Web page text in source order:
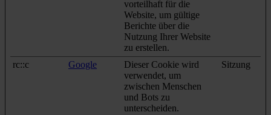
vorteilhaft für die
Website, um gültige
Berichte über die
Nutzung Ihrer Website
zu erstellen.
rc::c Google
Dieser Cookie wird
verwendet, um
zwischen Menschen
und Bots zu
unterscheiden.
Sitzung